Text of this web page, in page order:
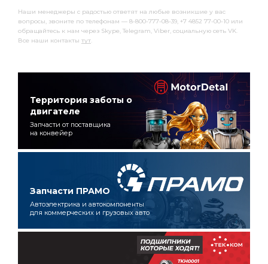
Наши менеджеры с радостью ответят на любые возникшие у вас
вопросы, звоните по телефонам — 8-800-777-08-39, +7 4852 77-00-10 или
обращайтесь к нам через Skype, Telegram, Viber, социальную сеть VK.
Все наши контакты тут.
Территория заботы о
двигателе
Запчасти от поставщика
на конвейер
Запчасти ПРАМО
Автоэлектрика и автокомпоненты
для коммерческих и грузовых авто